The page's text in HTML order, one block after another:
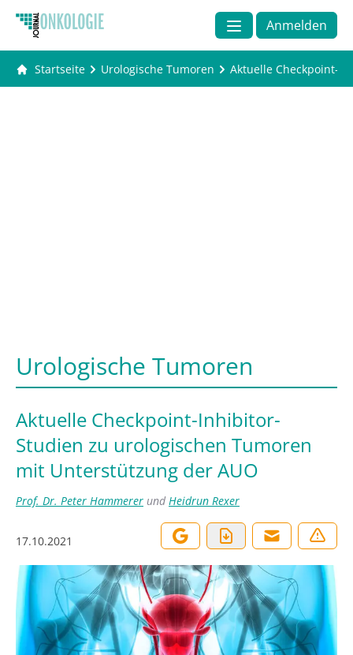
Anmelden
Startseite Urologische Tumoren Aktuelle Checkpoint-
Urologische Tumoren
Aktuelle Checkpoint-Inhibitor-
Studien zu urologischen Tumoren
mit Unterstützung der AUO
Prof. Dr. Peter Hammerer undHeidrun Rexer
17.10.2021